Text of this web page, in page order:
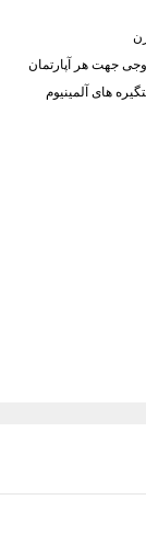
جهت هر آپارتمان
های آلمینیوم